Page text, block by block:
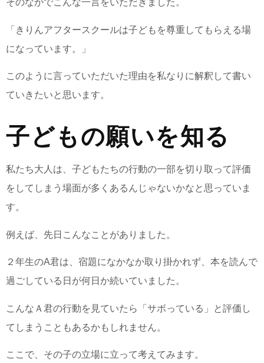
そのなかでこんな一言をいただきました。
「きりんアフタースクールは子どもを尊重してもらえる場
になっています。」
このように言っていただいた理由を私なりに解釈して書い
ていきたいと思います。
子どもの願いを知る
私たち大人は、子どもたちの行動の一部を切り取って評価
をしてしまう場面が多くあるんじゃないかなと思っていま
す。
例えば、先日こんなことがありました。
２年生のA君は、宿題になかなか取り掛かれず、本を読んで
過ごしている日が何日か続いていました。
こんなＡ君の行動を見ていたら「サボっている」と評価し
てしまうこともあるかもしれません。
ここで、その子の立場に立って考えてみます。